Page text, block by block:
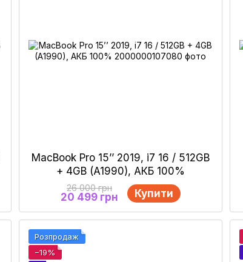
MacBook Pro 15’’ 2019, i7 16 / 512GB
+ 4GB (A1990), АКБ 100%
26 000 грн
20 499 грн Купити
Розпродаж
−19%